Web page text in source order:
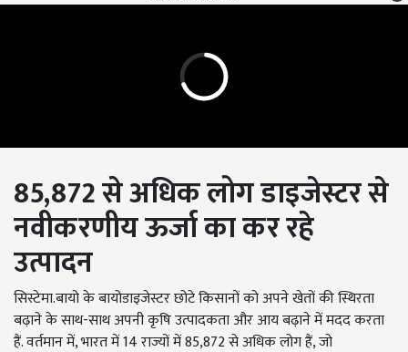
85,872से अधिक लोगडाइजेस्टरसे
नवीकरणीय ऊर्जा का कर रहे
उत्पादन
सिस्टेमा.बायो के बायोडाइजेस्टर छोटे किसानों को अपने खेतों की स्थिरता
बढ़ाने के साथ-साथ अपनी कृषि उत्पादकता और आय बढ़ाने में मदद करता
हैं. वर्तमान में,भारत में14राज्यों में85,872से अधिक लोग हैं,जो